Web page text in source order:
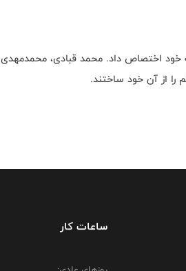
را به خود اختصاص داد. محمد قبادی، محمدمهدی
را از آن خود ساختند.
ساعات کار